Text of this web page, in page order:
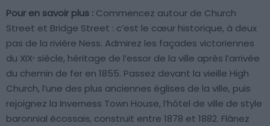
Pour en savoir plus : Commencez autour de Church
Street et Bridge Street : c’est le cœur historique, à deux
pas de la rivière Ness. Admirez les façades victoriennes
du XIXᵉ siècle, héritage de l’essor de la ville après l’arrivée
du chemin de fer en 1855. Passez devant la vieille High
Church, l’une des plus anciennes églises de la ville, puis
rejoignez la Inverness Town House, l’hôtel de ville de style
baronnial écossais, construit entre 1878 et 1882. Flânez